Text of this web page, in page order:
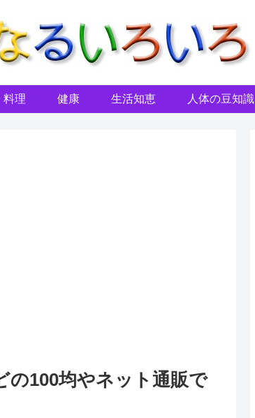
料理 健康 生活知恵 人体の豆知識
の100均やネット通販で